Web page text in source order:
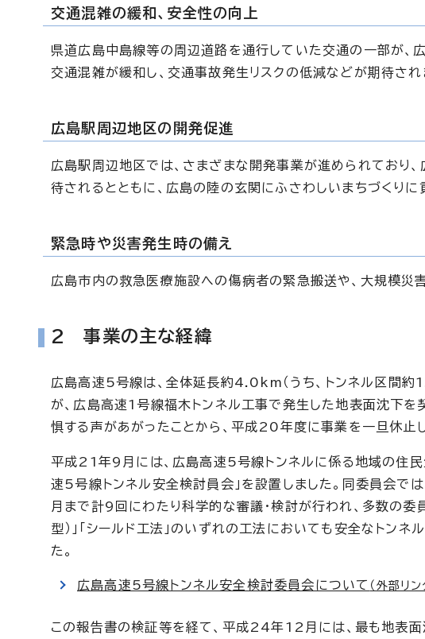
交通混雑の緩和、安全性の向上
県道広島中島線等の周辺道路を通行していた交通の一部が、
交通混雑が緩和し、交通事故発生リスクの低減などが期待され
広島駅周辺地区の開発促進
広島駅周辺地区では、さまざまな開発事業が進められており
待されるとともに、広島の陸の玄関にふさわしいまちづくりに
緊急時や災害発生時の備え
広島市内の救急医療施設への傷病者の緊急搬送や、大規模災
2 事業の主な経緯
広島高速5号線は、全体延長約4.0km（うち、トンネル区間
が、広島高速1号線福木トンネル工事で発生した地表面沈下
惧する声があがったことから、平成20年度に事業を一旦休止し
平成21年9月には、広島高速5号線トンネルに係る地域の住
速5号線トンネル安全検討員会」を設置しました。同委員会で
月まで計9回にわたり科学的な審議・検討が行われ、多数の委
型）」「シールド工法」のいずれの工法においても安全なトン
た。
広島高速5号線トンネル安全検討委員会について （外部リン
この報告書の検証等を経て、平成24年12月には、最も地表面